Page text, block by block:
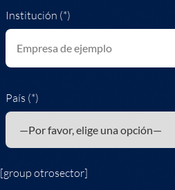
Institución (*)
País (*)
[group otrosector]